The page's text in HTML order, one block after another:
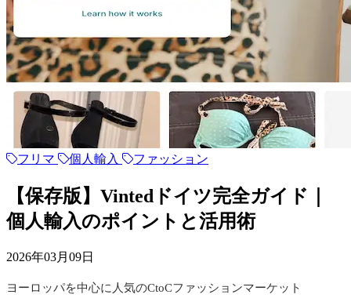
フリマ 個人輸入 ファッション
【保存版】Vintedドイツ完全ガイド｜
個人輸入のポイントと活用術
2026年03月09日
ヨーロッパを中心に人気のCtoCファッションマーケット